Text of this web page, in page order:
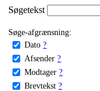
Søgetekst
Søge-afgrænsning:
Dato ?
Afsender ?
Modtager ?
Brevtekst ?